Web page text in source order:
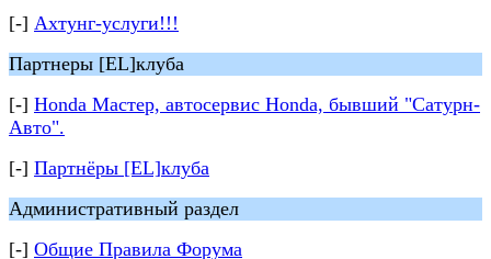
[-] Ахтунг-услуги!!!
Партнеры [EL]клуба
[-] Honda Мастер, автосервис Honda, бывший "Сатурн-
Авто".
[-] Партнёры [EL]клуба
Административный раздел
[-] Общие Правила Форума